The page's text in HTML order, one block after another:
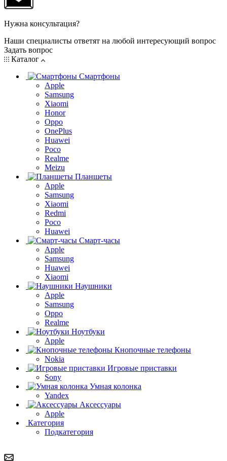
Нужна консультация?
Наши специалисты ответят на любой интересующий вопрос
Задать вопрос
Каталог
Смартфоны
Apple
Samsung
Xiaomi
Honor
Oppo
OnePlus
Huawei
Poco
Realme
Meizu
Планшеты
Apple
Samsung
Xiaomi
Redmi
Poco
Huawei
Смарт-часы
Apple
Samsung
Huawei
Xiaomi
Наушники
Apple
Samsung
Oppo
Realme
Ноутбуки
Apple
Кнопочные телефоны
Nokia
Игровые приставки
Sony
Умная колонка
Yandex
Аксессуары
Apple
Категория
Подкатегория